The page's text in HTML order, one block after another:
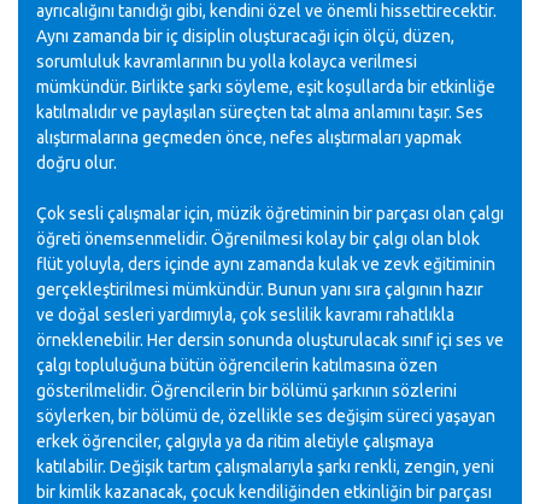
ayrıcalığını tanıdığı gibi, kendini özel ve önemli hissettirecektir.
Aynı zamanda bir iç disiplin oluşturacağı için ölçü, düzen,
sorumluluk kavramlarının bu yolla kolayca verilmesi
mümkündür. Birlikte şarkı söyleme, eşit koşullarda bir etkinliğe
katılmalıdır ve paylaşılan süreçten tat alma anlamını taşır. Ses
alıştırmalarına geçmeden önce, nefes alıştırmaları yapmak
doğru olur.
Çok sesli çalışmalar için, müzik öğretiminin bir parçası olan çalgı
öğreti önemsenmelidir. Öğrenilmesi kolay bir çalgı olan blok
flüt yoluyla, ders içinde aynı zamanda kulak ve zevk eğitiminin
gerçekleştirilmesi mümkündür. Bunun yanı sıra çalgının hazır
ve doğal sesleri yardımıyla, çok seslilik kavramı rahatlıkla
örneklenebilir. Her dersin sonunda oluşturulacak sınıf içi ses ve
çalgı topluluğuna bütün öğrencilerin katılmasına özen
gösterilmelidir. Öğrencilerin bir bölümü şarkının sözlerini
söylerken, bir bölümü de, özellikle ses değişim süreci yaşayan
erkek öğrenciler, çalgıyla ya da ritim aletiyle çalışmaya
katılabilir. Değişik tartım çalışmalarıyla şarkı renkli, zengin, yeni
bir kimlik kazanacak, çocuk kendiliğinden etkinliğin bir parçası